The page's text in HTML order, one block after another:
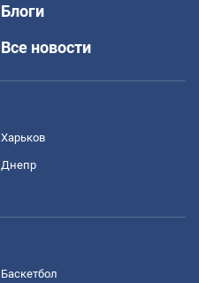
Блоги
Все новости
Харьков
Днепр
Баскетбол